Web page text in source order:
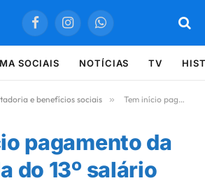
FacebookInstagramWhatsApp
SOCIAIS NOTÍCIAS TV
e benefícios sociais » Tem início pagamento da 2ª parcela do 13º salário do INSS
pagamento da
do 13º salário